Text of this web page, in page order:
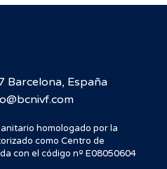
Barcelona, España
homologado por la
como Centro de
con el código nº E08050604